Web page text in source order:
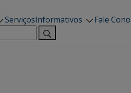
ServiçosInformativos Fale